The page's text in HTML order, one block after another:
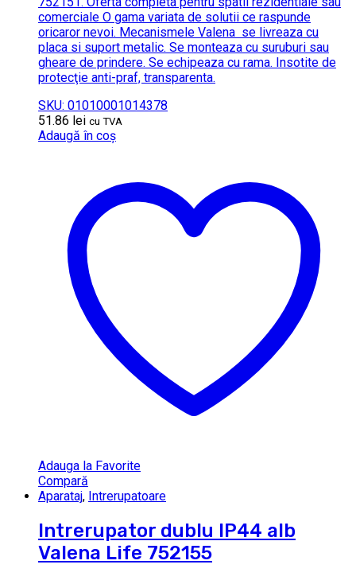
comerciale O gama variata de solutii ce raspunde
oricaror nevoi. Mecanismele Valena se livreaza cu
placa si suport metalic. Se monteaza cu suruburi sau
gheare de prindere. Se echipeaza cu rama. Insotite de
protecţie anti-praf, transparenta.
SKU: 01010001014378
51.86 lei cu TVA
Adaugă în coș
Adauga la Favorite
Compară
Aparataj, Intrerupatoare
Intrerupator dublu IP44 alb
Valena Life 752155